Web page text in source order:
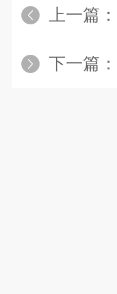
上一篇：
下一篇：